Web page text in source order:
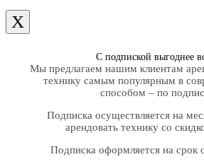
X
С подпиской выгоднее
Мы предлагаем нашим клиентам
технику самым популярным в
способом – по
Подписка осуществляется на
арендовать технику со
Подписка оформляется на срок